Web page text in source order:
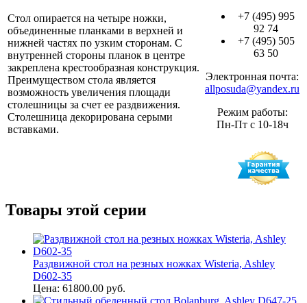
Стол опирается на четыре ножки,
объединенные планками в верхней и
нижней частях по узким сторонам. С
внутренней стороны планок в центре
закреплена крестообразная конструкция.
Преимуществом стола является
возможность увеличения площади
столешницы за счет ее раздвижения.
Столешница декорирована серыми
вставками.
+7 (495) 995
92 74
+7 (495) 505
63 50
Электронная почта:
allposuda@yandex.ru
Режим работы:
Пн-Пт с 10-18ч
Товары этой серии
Раздвижной стол на резных ножках Wisteria, Ashley
D602-35
Цена: 61800.00 руб.